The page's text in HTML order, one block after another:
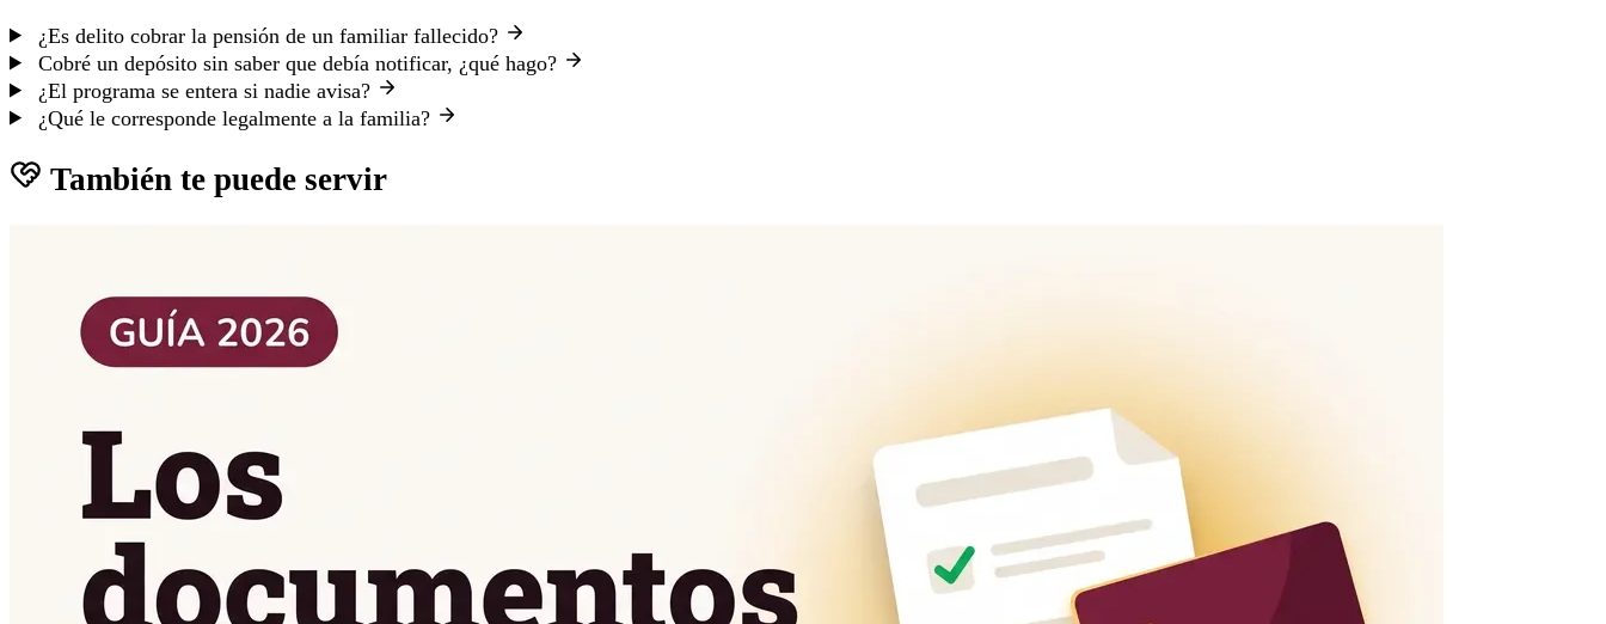
¿Es delito cobrar la pensión de un familiar fallecido?
Cobré un depósito sin saber que debía notificar, ¿qué hago?
¿El programa se entera si nadie avisa?
¿Qué le corresponde legalmente a la familia?
También te puede servir